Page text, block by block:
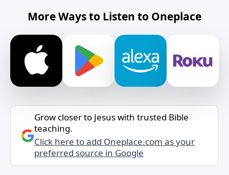
More Ways to Listen to Oneplace
Grow closer to Jesus with trusted Bible
teaching.
Click here to add Oneplace.com as your
preferred source in Google